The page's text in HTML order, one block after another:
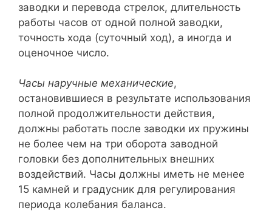
заводки и перевода стрелок, длительность
работы часов от одной полной заводки,
точность хода (суточный ход), а иногда и
оценочное число.
Часы наручные механические,
остановившиеся в результате использования
полной продолжительности действия,
должны работать после заводки их пружины
не более чем на три оборота заводной
головки без дополнительных внешних
воздействий. Часы должны иметь не менее
15 камней и градусник для регулирования
периода колебания баланса.